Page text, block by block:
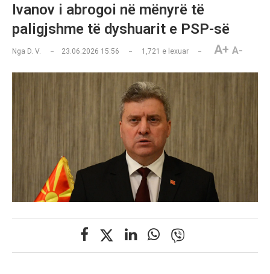
Ivanov i abrogoi në mënyrë të
paligjshme të dyshuarit e PSP-së
Nga D. V. 23.06.2026 15:56 1,721 e lexuar A+ A-